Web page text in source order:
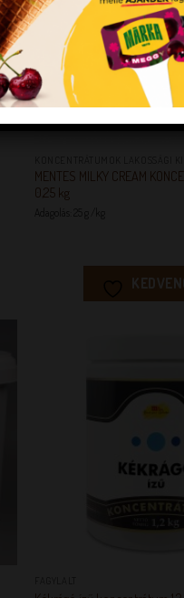
+
MENTES MILKY CREAM
0,25 kg